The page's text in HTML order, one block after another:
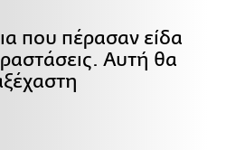
που πέρασαν είδα
Αυτή θα